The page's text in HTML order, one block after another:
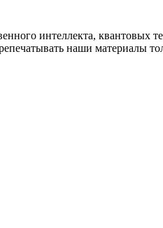
интеллекта, квантовых
наши материалы